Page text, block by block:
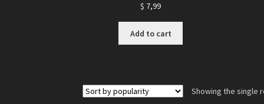
$ 7,99
Add to cart
Showing the single